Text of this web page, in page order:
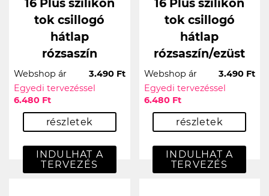
16 Plus szilikon
tok csillogó
hátlap
rózsaszín
Webshop ár
3.490 Ft
Egyedi tervezéssel
6.480 Ft
részletek
INDULHAT A
TERVEZÉS
16 Plus szilikon
tok csillogó
hátlap
rózsaszín/ezüst
Webshop ár
3.490 Ft
Egyedi tervezéssel
6.480 Ft
részletek
INDULHAT A
TERVEZÉS